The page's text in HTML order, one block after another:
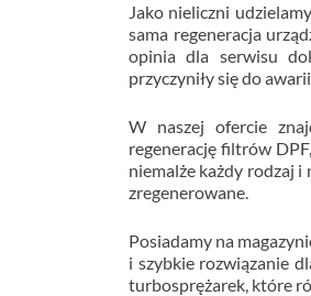
Jako nieliczni
sama regeneracja
opinia dla serwisu
przyczyniły się do
W naszej ofercie
regenerację filtrów
niemalże każdy rodzaj
zregenerowane.
Posiadamy na
i szybkie rozwiązanie
turbosprężarek, które